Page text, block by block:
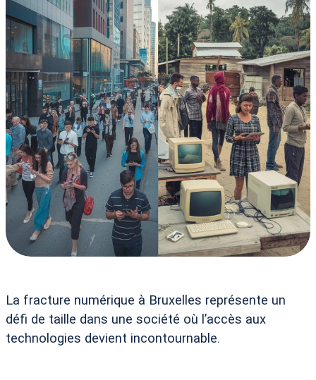
La fracture numérique à Bruxelles représente un
défi de taille dans une société où l’accès aux
technologies devient incontournable.